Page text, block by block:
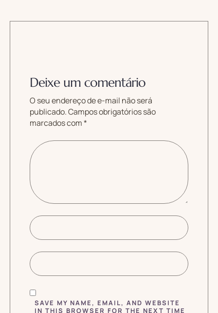
Deixe um comentário
O seu endereço de e-mail não será
publicado.Campos obrigatórios são
marcados com*
SAVE MY NAME, EMAIL, AND WEBSITE
IN THIS BROWSER FOR THE NEXT TIME